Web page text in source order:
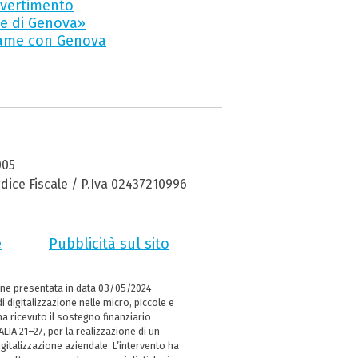
di Genova»
con Genova
Fiscale / P.Iva 02437210996
Pubblicità sul sito
presentata in data 03/05/2024
digitalizzazione nelle micro, piccole e
ricevuto il sostegno finanziario
21–27, per la realizzazione di un
aziendale. L’intervento ha